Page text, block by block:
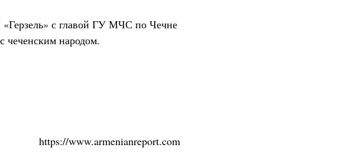
с главой ГУ МЧС по Чечне
чеченским народом.
https://www.armenianreport.com